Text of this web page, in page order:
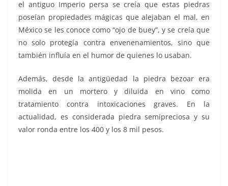
el antiguo Imperio persa se creía que estas piedras
poseían propiedades mágicas que alejaban el mal, en
México se les conoce como “ojo de buey”, y se creía que
no solo protegía contra envenenamientos, sino que
también influía en el humor de quienes lo usaban.
Además, desde la antigüedad la piedra bezoar era
molida en un mortero y diluida en vino como
tratamiento contra intoxicaciones graves. En la
actualidad, es considerada piedra semipreciosa y su
valor ronda entre los 400 y los 8 mil pesos.